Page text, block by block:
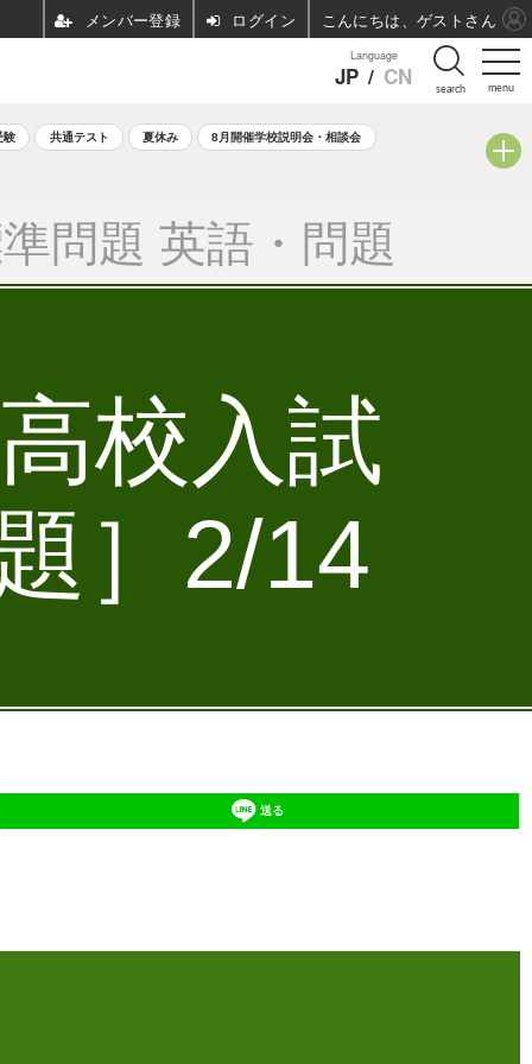
menu
Language
JP / CN search
験 共通テスト 夏休み 8月開催学校説明会・相談会
問題 英語・問題
校入試
］2/14
送る
ログイン こんにちは、ゲストさん